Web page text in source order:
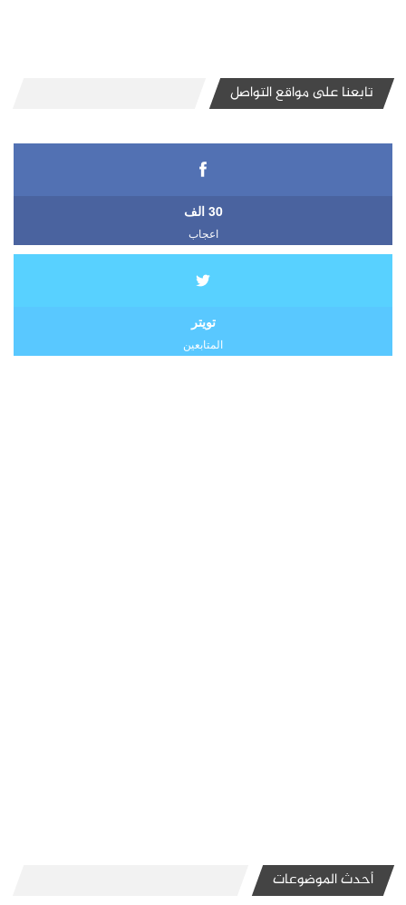
تابعنا على مواقع التواصل
30 الف
اعجاب
تويتر
المتابعين
أحدث الموضوعات